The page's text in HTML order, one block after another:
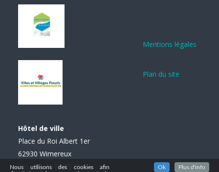
Hôtel de ville
Place du Roi Albert 1er
62930 Wimereux
Tél. : 03 21 99 85 85
Mentions légales
Plan du site
Nous utilisons des cookies afin
Ok Plus d'info